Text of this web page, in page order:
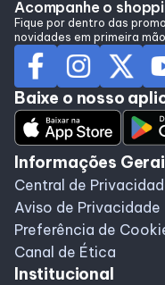
Acompanhe o
Fique por dentro das
novidades em primeira
Baixe o nosso
Informações
Central de
Aviso de Privacidade
Preferência de
Canal de Ética
Institucional